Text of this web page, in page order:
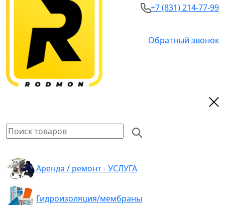
+7 (831) 214-77-99
Обратный звонок
Аренда / ремонт - УСЛУГА
Гидроизоляция/мембраны